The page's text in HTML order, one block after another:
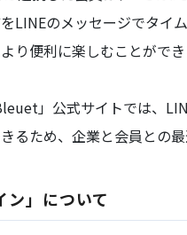
LINEのメッセージでタイ
り便利に楽しむことができ
」公式サイトでは、
るため、企業と会員との
ン」について